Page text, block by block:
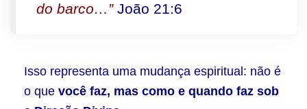
do barco…”João 21:6
Isso representa uma mudança espiritual: não é
o que você faz, mas como e quando faz sob